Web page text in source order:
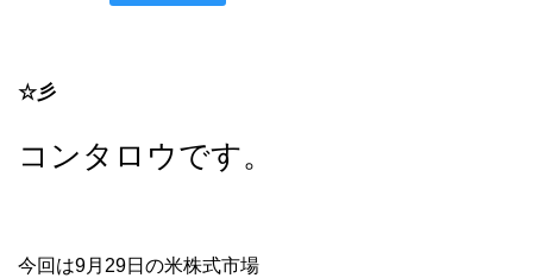
☆彡
コンタロウです。
今回は9月29日の米株式市場